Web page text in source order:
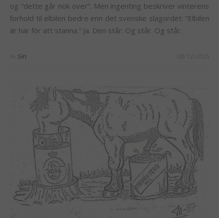
og “dette går nok over”. Men ingenting beskriver vinterens
forhold til elbilen bedre enn det svenske slagordet: “Elbilen
är här för att stanna.” Ja. Den står. Og står. Og står.
Siri